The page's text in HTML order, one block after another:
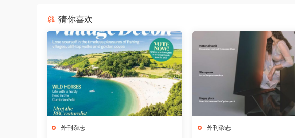
猜你喜欢
外刊杂志 外刊杂志